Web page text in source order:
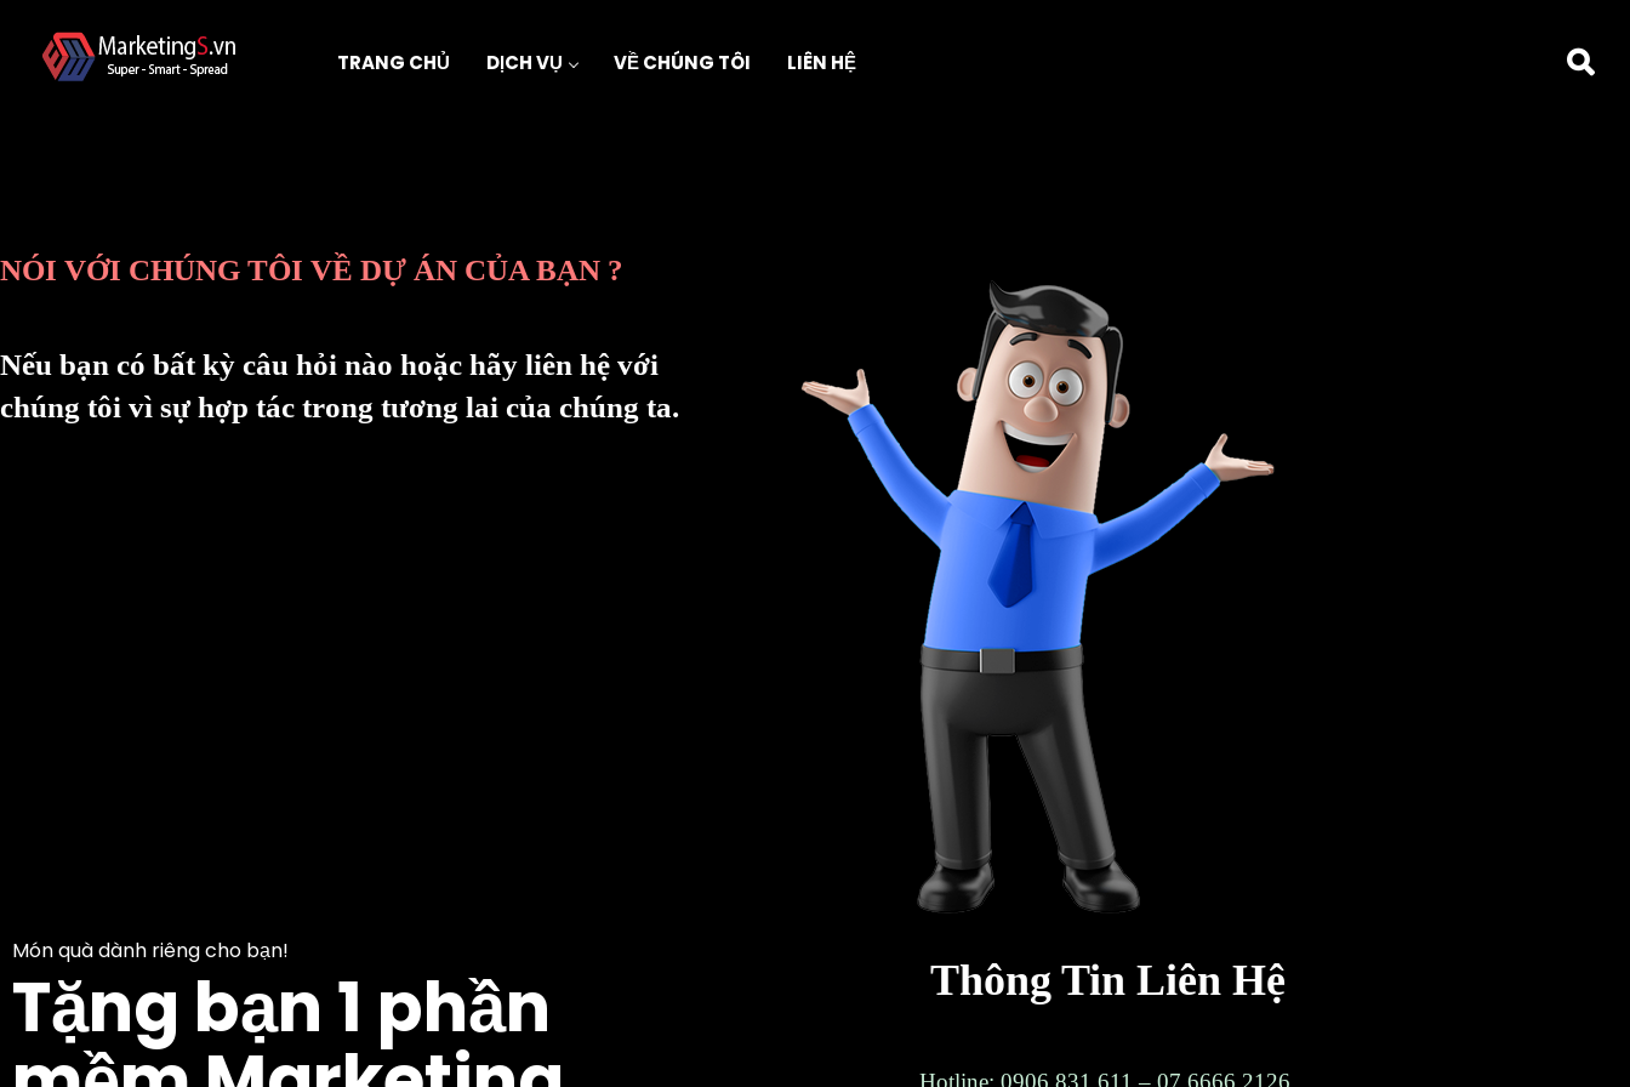
TRANG CHỦ DỊCH VỤ VỀ CHÚNG TÔI LIÊN HỆ
NÓI VỚI CHÚNG TÔI VỀ DỰ ÁN CỦA BẠN ?
Nếu bạn có bất kỳ câu hỏi nào hoặc hãy liên hệ với
chúng tôi vì sự hợp tác trong tương lai của chúng ta.
Món quà dành riêng cho bạn!
Tặng bạn 1 phần Thông Tin Liên Hệ
Hotline: 0906.831.611 – 07.6666.2126